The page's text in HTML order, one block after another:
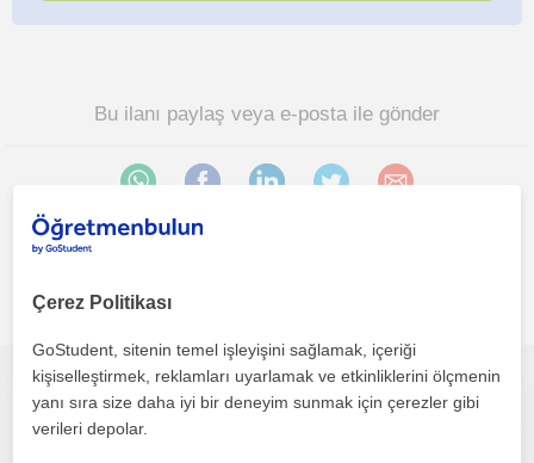
Bu ilanı paylaş veya e-posta ile gönder
Mersin sehri bölgesinde ilginizi çekebilecek diğer Yabancilar
için Türkçe öğretmenleri
Çerez Politikası
GoStudent, sitenin temel işleyişini sağlamak, içeriği
kişiselleştirmek, reklamları uyarlamak ve etkinliklerini ölçmenin
yanı sıra size daha iyi bir deneyim sunmak için çerezler gibi
verileri depolar.